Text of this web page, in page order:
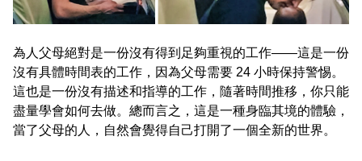
為人父母絕對是一份沒有得到足夠重視的工作——這是一份
沒有具體時間表的工作，因為父母需要 24 小時保持警惕。
這也是一份沒有描述和指導的工作，隨著時間推移，你只能
盡量學會如何去做。總而言之，這是一種身臨其境的體驗，
當了父母的人，自然會覺得自己打開了一個全新的世界。